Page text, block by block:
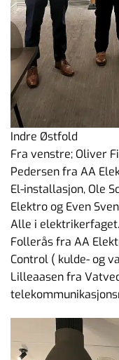
Indre Østfold
Fra venstre; Oliver
Pedersen fra AA
El-installasjon, Ole
Elektro og Even
Alle i
Follerås fra AA
Control ( kulde- og
Lilleaasen fra